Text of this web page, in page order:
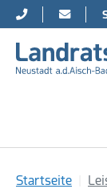
Direkt zur
Direkt zum
Startseite